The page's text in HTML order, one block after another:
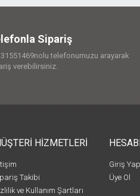
Sipariş
telefonumuzu arayarak
verebilirsiniz.
HİZMETLERİ
Takibi
ve Kullanım Şartları
Giriş Yap
Üye Ol